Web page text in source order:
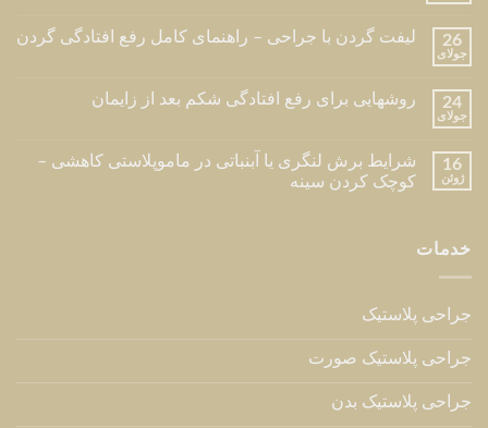
26
جولای
لیفت گردن با جراحی – راهنمای کامل رفع افتادگی گردن
24
جولای
روشهایی برای رفع افتادگی شکم بعد از زایمان
16
ژوئن
شرایط برش لنگری یا آبنباتی در ماموپلاستی کاهشی –
کوچک کردن سینه
خدمات
جراحی پلاستیک
جراحی پلاستیک صورت
جراحی پلاستیک بدن